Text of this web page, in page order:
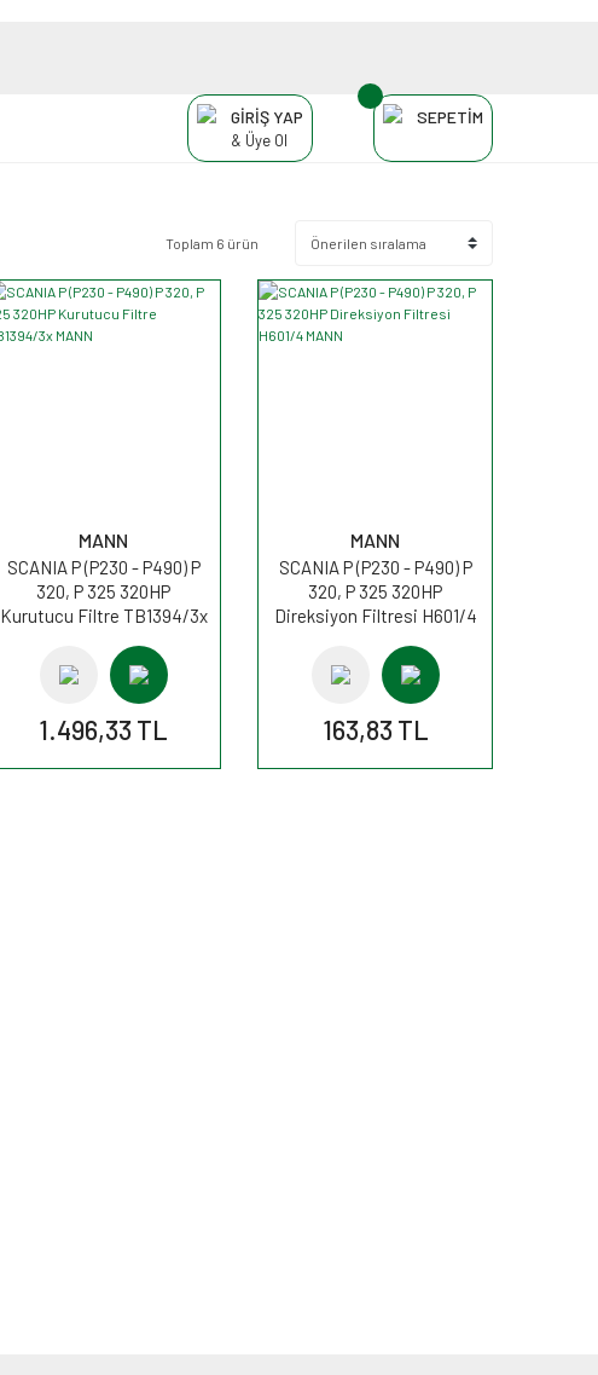
GİRİŞ YAP
& Üye Ol
SEPETİM
Toplam 6 ürün
MANN
SCANIA P (P230 - P490) P
320, P 325 320HP
Kurutucu Filtre TB1394/3x
1.496,33 TL
MANN
SCANIA P (P230 - P490) P
320, P 325 320HP
Direksiyon Filtresi H601/4
163,83 TL